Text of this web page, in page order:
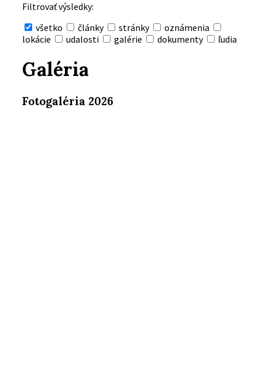
Filtrovať výsledky:
všetko
články stránky
oznámenia
lokácie
udalosti galérie dokumenty ľudia
vyhľadávanie
Galéria
Fotogaléria 2026